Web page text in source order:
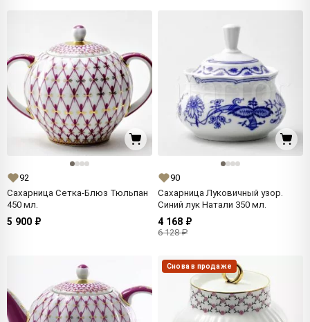
92
Сахарница Сетка-Блюз Тюльпан
450 мл.
5 900 ₽
90
Сахарница Луковичный узор.
Синий лук Натали 350 мл.
4 168 ₽
6 128 ₽
Снова в продаже